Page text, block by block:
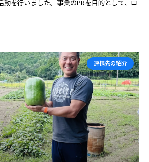
動を行いました。事業のPRを目的として、ロ
連携先の紹介